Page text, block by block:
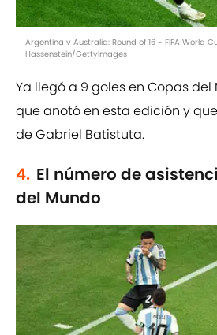
Argentina v Australia: Round of 16 - FIFA World
Hassenstein/GettyImages
Ya llegó a 9 goles en Copas del
que anotó en esta edición y
de Gabriel Batistuta.
4. El número de
del Mundo